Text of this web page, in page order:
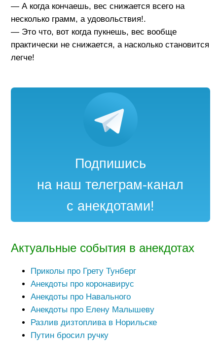
— А когда кончаешь, вес снижается всего на
несколько грамм, а удовольствия!.
— Это что, вот когда пукнешь, вес вообще
практически не снижается, а насколько становится
легче!
Подпишись
на наш телеграм-канал
с анекдотами!
Актуальные события в анекдотах
Приколы про Грету Тунберг
Анекдоты про коронавирус
Анекдоты про Навального
Анекдоты про Елену Малышеву
Разлив дизтоплива в Норильске
Путин бросил ручку